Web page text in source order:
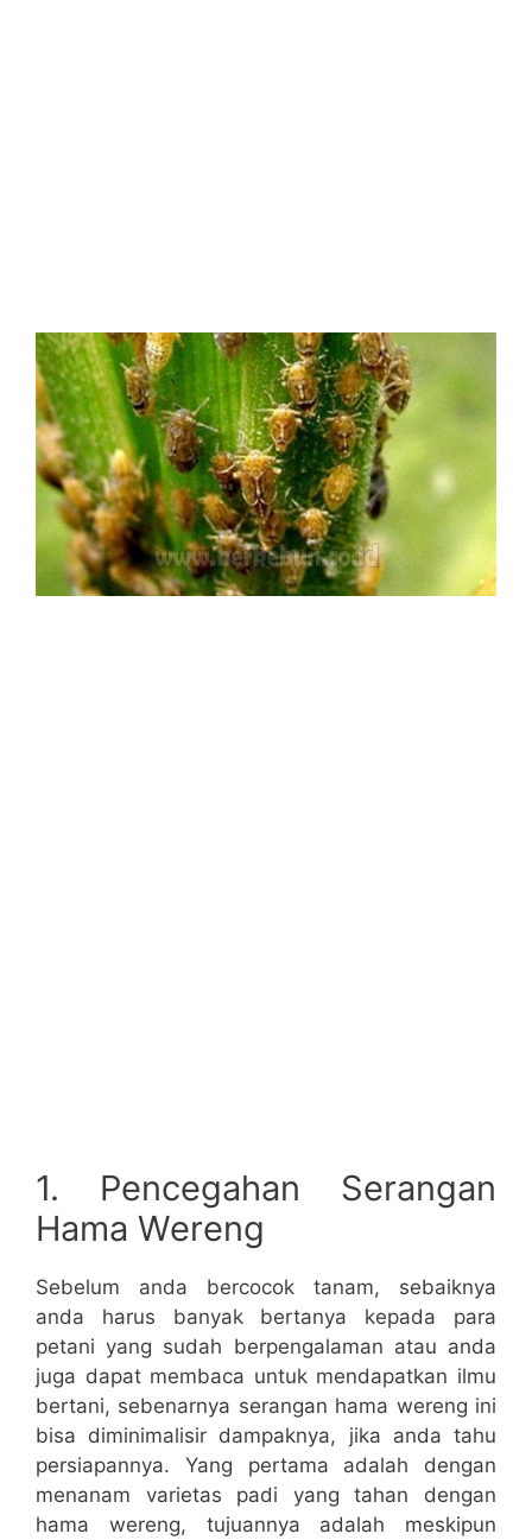
1. Pencegahan Serangan
Hama Wereng
Sebelum anda bercocok tanam, sebaiknya
anda harus banyak bertanya kepada para
petani yang sudah berpengalaman atau anda
juga dapat membaca untuk mendapatkan ilmu
bertani, sebenarnya serangan hama wereng ini
bisa diminimalisir dampaknya, jika anda tahu
persiapannya. Yang pertama adalah dengan
menanam varietas padi yang tahan dengan
hama wereng, tujuannya adalah meskipun